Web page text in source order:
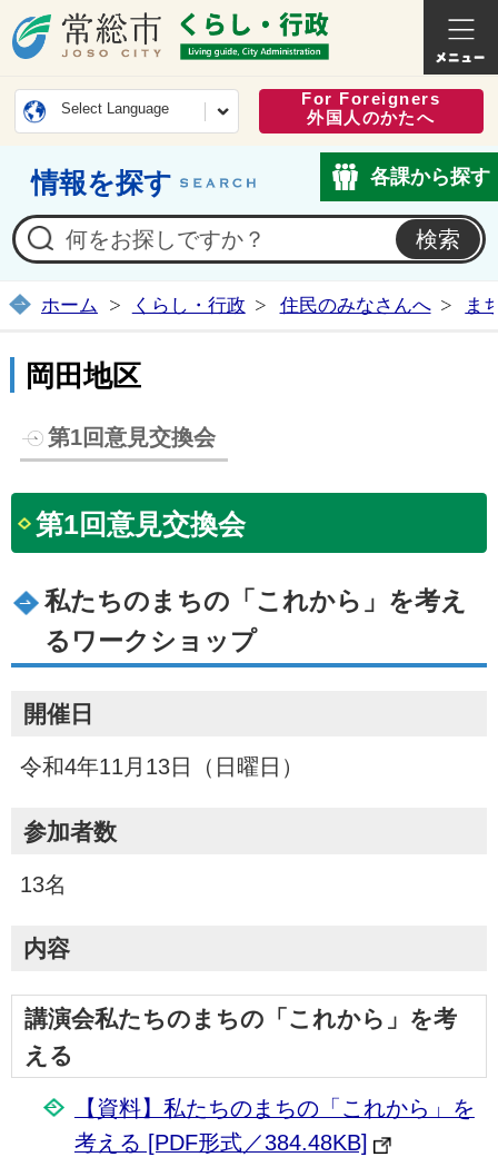
常総市公式ホームページ
くらし
Select Language
For Foreigners
外国人のかたへ
情報を探す 各課から探す
ホーム くらし・行政 住民のみなさんへ ま
岡田地区
第1回意見交換会
第1回意見交換会
私たちのまちの「これから」を考え
るワークショップ
開催日
令和4年11月13日（日曜日）
参加者数
13名
内容
講演会私たちのまちの「これから」を考
える
【資料】私たちのまちの「これから」を
考える [PDF形式／384.48KB]